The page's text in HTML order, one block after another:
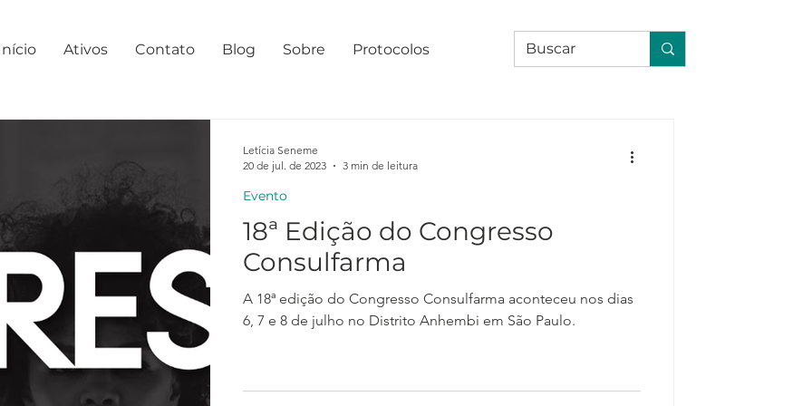
Ativos Contato Blog Sobre Protocolos
18ª Edição do Congresso
Consulfarma
A 18ª edição do Congresso Consulfarma aconteceu nos dias
6, 7 e 8 de julho no Distrito Anhembi em São Paulo.
Evento
Letícia Seneme
20 de jul. de 2023
3 min de leitura